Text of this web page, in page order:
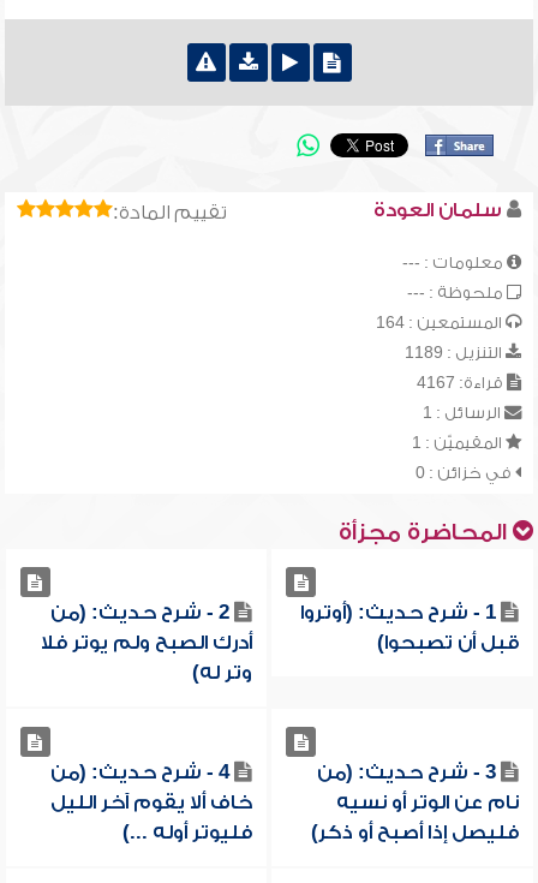
تقييم المادة: سلمان العودة
معلومات : ---
ملحوظة : ---
المستمعين : 164
التنزيل : 1189
قراءة: 4167
الرسائل : 1
المقيميّن : 1
في خزائن : 0
المحاضرة مجزأة
1 - شرح حديث: (أوتروا
قبل أن تصبحوا)
2 - شرح حديث: (من
أدرك الصبح ولم يوتر فلا
وتر له)
3 - شرح حديث: (من
نام عن الوتر أو نسيه
فليصل إذا أصبح أو ذكر)
4 - شرح حديث: (من
خاف ألا يقوم آخر الليل
فليوتر أوله ...)